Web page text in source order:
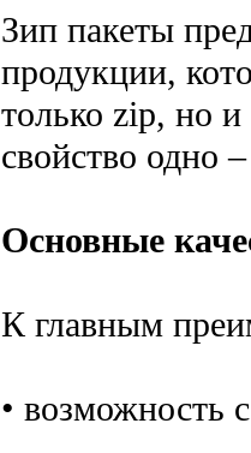
Зип пакеты
продукции,
только zip, но
свойство одно
Основные
К главным
• возможность